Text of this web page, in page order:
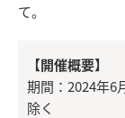
て。
【開催概要】
期間：2024年
除く